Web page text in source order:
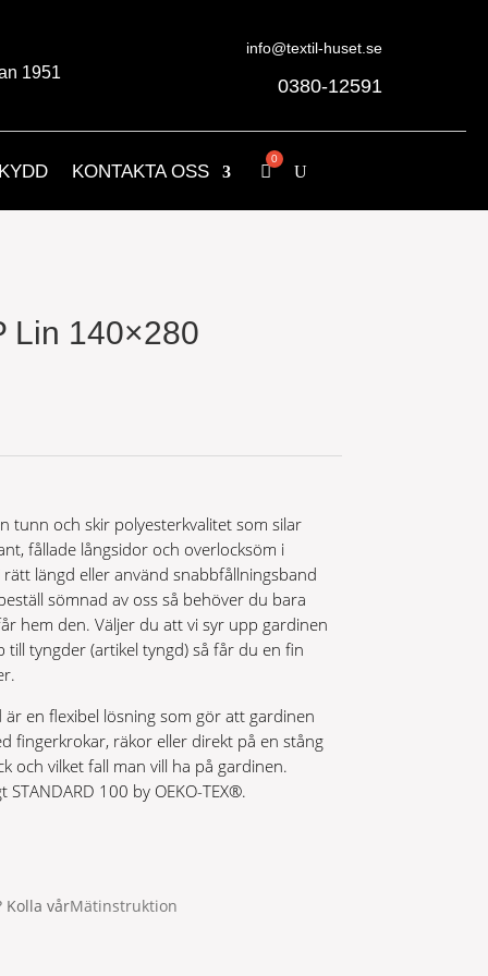
1951
info@textil-huset.se
0380-12591
KONTAKTA OSS
Lin 140×280
tunn och skir polyesterkvalitet som silar
fållade långsidor och overlocksöm i
längd eller använd snabbfållningsband
sömnad av oss så behöver du bara
hem den. Väljer du att vi syr upp gardinen
till tyngder (artikel tyngd) så får du en fin
en flexibel lösning som gör att gardinen
fingerkrokar, räkor eller direkt på en stång
och vilket fall man vill ha på gardinen.
100 by OEKO-TEX®.
Kolla vårMätinstruktion